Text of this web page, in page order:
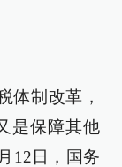
体制改革，
是保障其他
12日，国务